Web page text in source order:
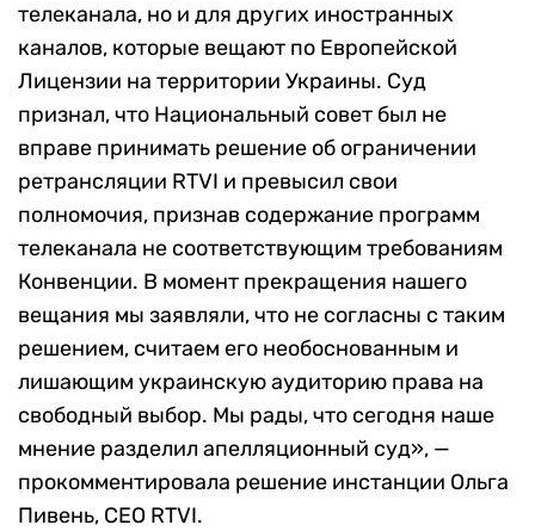
телеканала, но и для других иностранных
каналов, которые вещают по Европейской
Лицензии на территории Украины. Суд
признал, что Национальный совет был не
вправе принимать решение об ограничении
ретрансляции RTVI и превысил свои
полномочия, признав содержание программ
телеканала не соответствующим требованиям
Конвенции. В момент прекращения нашего
вещания мы заявляли, что не согласны с таким
решением, считаем его необоснованным и
лишающим украинскую аудиторию права на
свободный выбор. Мы рады, что сегодня наше
мнение разделил апелляционный суд», —
прокомментировала решение инстанции Ольга
Пивень, CEO RTVI.